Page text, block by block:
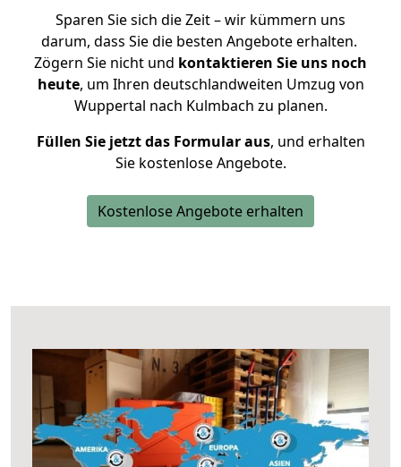
Sparen Sie sich die Zeit – wir kümmern uns
darum, dass Sie die besten Angebote erhalten.
Zögern Sie nicht und kontaktieren Sie uns noch
heute, um Ihren deutschlandweiten Umzug von
Wuppertal nach Kulmbach zu planen.
Füllen Sie jetzt das Formular aus, und erhalten
Sie kostenlose Angebote.
Kostenlose Angebote erhalten